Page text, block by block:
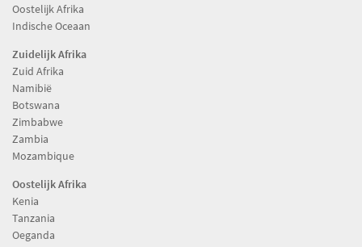
Oostelijk Afrika
Indische Oceaan
Zuidelijk Afrika
Zuid Afrika
Namibië
Botswana
Zimbabwe
Zambia
Mozambique
Oostelijk Afrika
Kenia
Tanzania
Oeganda